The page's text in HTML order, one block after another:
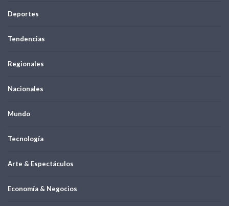
Deportes
Tendencias
Regionales
Nacionales
Mundo
Tecnología
Arte & Espectáculos
Economía & Negocios